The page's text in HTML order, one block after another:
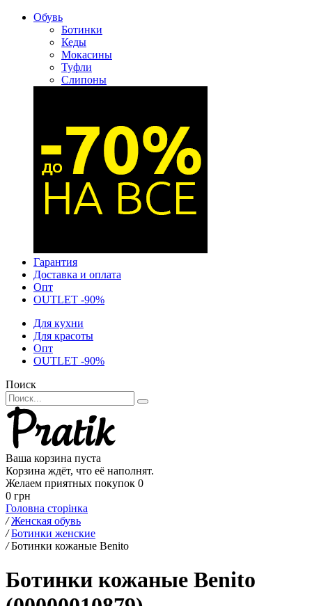
Обувь
Ботинки
Кеды
Мокасины
Туфли
Слипоны
Гарантия
Доставка и оплата
Опт
OUTLET -90%
Для кухни
Для красоты
Опт
OUTLET -90%
Поиск
Ваша корзина пуста
Корзина ждёт, что её наполнят.
Желаем приятных покупок 0
0 грн
Головна сторінка
/ Женская обувь
/ Ботинки женские
/ Ботинки кожаные Benito
Ботинки кожаные Benito